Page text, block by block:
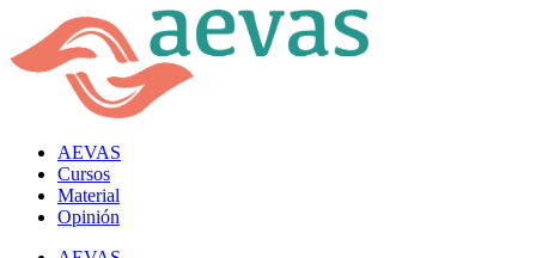
AEVAS
Cursos
Material
Opinión